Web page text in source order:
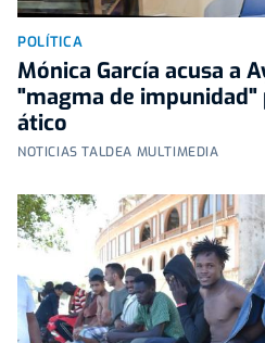
POLÍTICA
Mónica García acusa a
"magma de
ático
NOTICIAS TALDEA MULTIMEDIA